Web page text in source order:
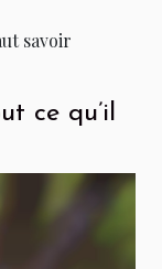
savoir
ce qu’il